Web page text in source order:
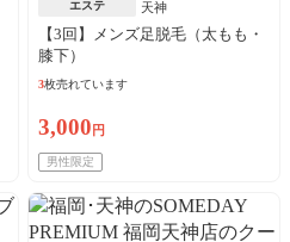
エステ 天神
【3回】メンズ足脱毛（太もも・
膝下）
3枚売れています
3,000 円
男性限定